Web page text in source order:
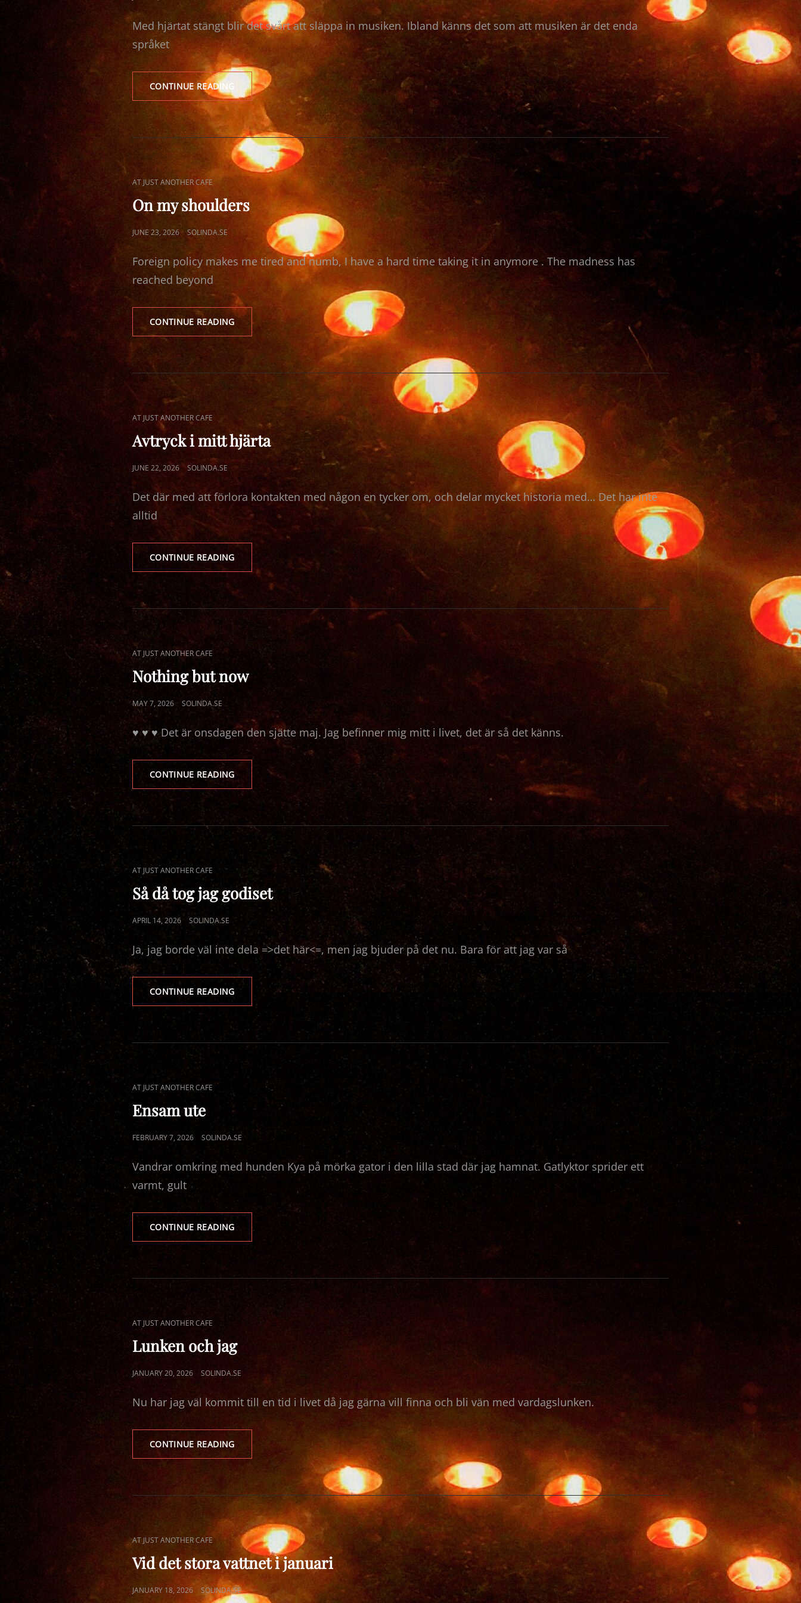
ON
Med hjärtat stängt blir det svårt att släppa in musiken. Ibland känns det som att musiken är det enda
språket
CONTINUE READING TILLBAKA
TILL
DANSEN
CAT
LINKS
AT JUST ANOTHER CAFE
On my shoulders
POSTED
JUNE 23, 2026 SOLINDA.SE
Foreign policy makes me tired and numb, I have a hard time taking it in anymore . The madness has
reached beyond
CONTINUE READINGON
MY
CAT
LINKS
AT JUST ANOTHER CAFE
Avtryck i mitt hjärta
POSTED
ON
JUNE 22, 2026 SOLINDA.SE
Det där med att förlora kontakten med någon en tycker om, och delar mycket historia med… Det har inte
alltid
CONTINUE READINGAVTRYCK
I
HJÄRTA
CAT
LINKS
AT JUST ANOTHER CAFE
Nothing but now
POSTED
ON
MAY 7, 2026 SOLINDA.SE
♥ ♥ ♥ Det är onsdagen den sjätte maj. Jag befinner mig mitt i livet, det är så det känns.
CONTINUE READINGNOTHING
BUT
NOW
CAT
LINKS
AT JUST ANOTHER CAFE
Så då tog jag godiset
POSTED
ON
APRIL 14, 2026 SOLINDA.SE
Ja, jag borde väl inte dela =>det här<=, men jag bjuder på det nu. Bara för att jag var så
CONTINUE READINGSÅ
DÅ
JAG
GODISET
CAT
LINKS
AT JUST ANOTHER CAFE
Ensam ute
POSTED
FEBRUARY 7, 2026 SOLINDA.SE
Vandrar omkring med hunden Kya på mörka gator i den lilla stad där jag hamnat. Gatlyktor sprider ett
varmt, gult
CONTINUE READINGENSAM
UTE
CAT
LINKS
AT JUST ANOTHER CAFE
Lunken och jag
POSTED
JANUARY 20, 2026 SOLINDA.SE
Nu har jag väl kommit till en tid i livet då jag gärna vill finna och bli vän med vardagslunken.
CONTINUE READINGLUNKEN
OCH
CAT
LINKS
AT JUST ANOTHER CAFE
Vid det stora vattnet i januari
POSTED
JANUARY 18, 2026 SOLINDA.SE